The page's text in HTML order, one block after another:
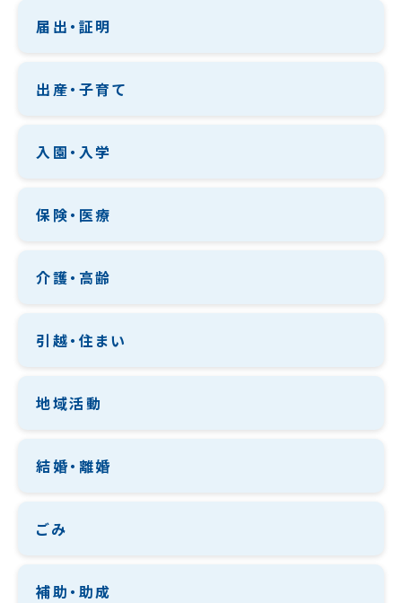
届出・証明
出産・子育て
入園・入学
保険・医療
介護・高齢
引越・住まい
地域活動
結婚・離婚
ごみ
補助・助成